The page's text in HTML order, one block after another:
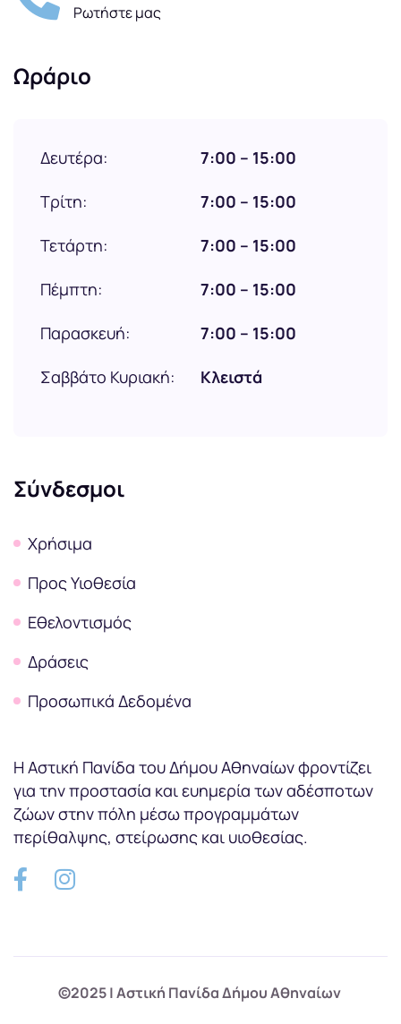
Ρωτήστε μας
Ωράριο
Δευτέρα: 7:00 – 15:00
Τρίτη: 7:00 – 15:00
Τετάρτη: 7:00 – 15:00
Πέμπτη: 7:00 – 15:00
Παρασκευή: 7:00 – 15:00
Σαββάτο Κυριακή: Κλειστά
Σύνδεσμοι
Χρήσιμα
Προς Υιοθεσία
Εθελοντισμός
Δράσεις
Προσωπικά Δεδομένα
Η Αστική Πανίδα του Δήμου Αθηναίων φροντίζει
για την προστασία και ευημερία των αδέσποτων
ζώων στην πόλη μέσω προγραμμάτων
περίθαλψης, στείρωσης και υιοθεσίας.
©2025 | Αστική Πανίδα Δήμου Αθηναίων